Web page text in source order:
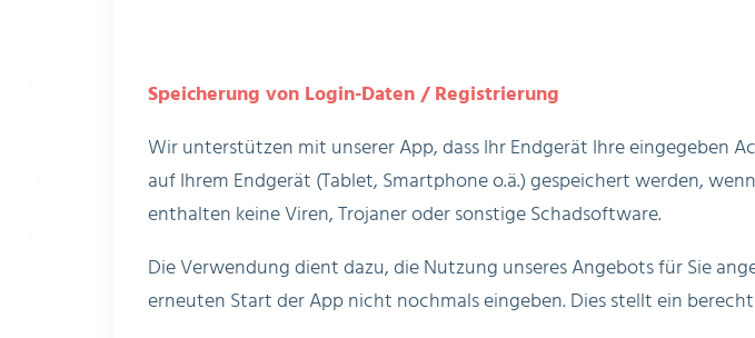
Speicherung von Login-Daten / Registrierung
Wir unterstützen mit unserer App, dass Ihr Endgerät Ihre eingegeben
auf Ihrem Endgerät (Tablet, Smartphone o.ä.) gespeichert werden,
enthalten keine Viren, Trojaner oder sonstige Schadsoftware.
Die Verwendung dient dazu, die Nutzung unseres Angebots für Sie
erneuten Start der App nicht nochmals eingeben. Dies stellt ein